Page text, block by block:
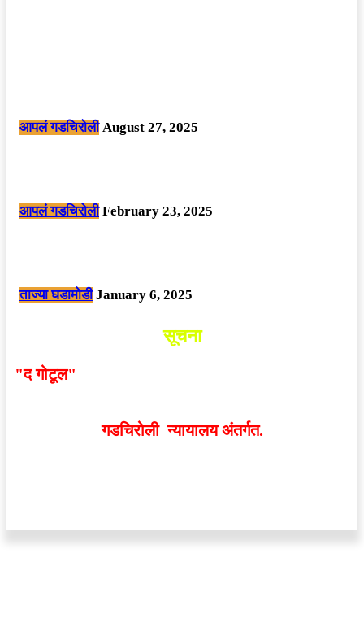
आपलं गडचिरोली August 27, 2025
आपलं गडचिरोली February 23, 2025
ताज्या घडामोडी January 6, 2025
सूचना
"द गोटूल"
गडचिरोली न्यायालय अंतर्गत.